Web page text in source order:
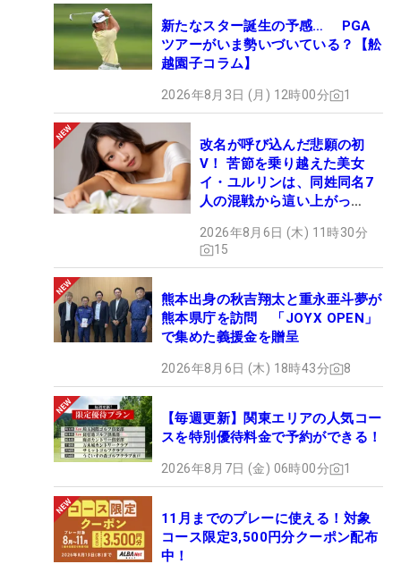
新たなスター誕生の予感… PGA
ツアーがいま勢いづいている？【舩
越園子コラム】
2026年8月3日 (月) 12時00分 1
改名が呼び込んだ悲願の初
V！ 苦節を乗り越えた美女
イ・ユルリンは、同姓同名7
人の混戦から這い上がっ
2026年8月6日 (木) 11時30分
15
熊本出身の秋吉翔太と重永亜斗夢が
熊本県庁を訪問 「JOYX OPEN」
で集めた義援金を贈呈
2026年8月6日 (木) 18時43分 8
【毎週更新】関東エリアの人気コー
スを特別優待料金で予約ができる！
2026年8月7日 (金) 06時00分 1
11月までのプレーに使える！対象
コース限定3,500円分クーポン配布
中！